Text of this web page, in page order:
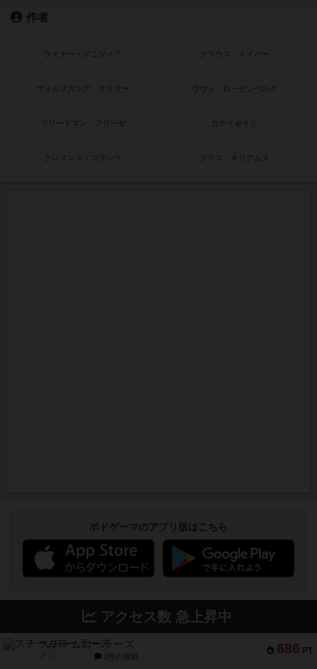
作者
ライナー・クニツィア クラウス・トイバー
ヴォルフガング・クラマー ウヴェ・ローゼンベルク
フリードマン・フリーゼ カナイセイジ
クレメンス・フランツ クリス・キリアムス
ボドゲーマのアプリ版はこちら
アクセス数 急上昇中
686 PT
スチームローラーズ
2件の投稿